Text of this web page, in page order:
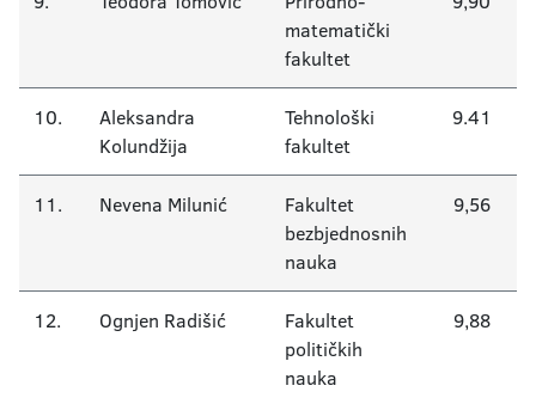
matematički
fakultet
10.
Aleksandra
Kolundžija
Tehnološki
fakultet
9.41
11. Nevena Milunić
Fakultet
bezbjednosnih
nauka
9,56
12. Ognjen Radišić
Fakultet
političkih
nauka
9,88